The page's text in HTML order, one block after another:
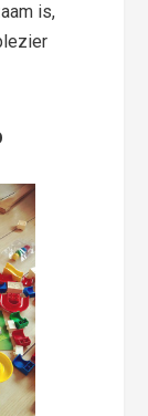
is,